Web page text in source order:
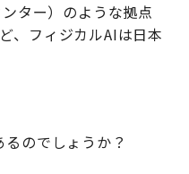
ター）のような拠点
、フィジカルAIは日本
のでしょうか？